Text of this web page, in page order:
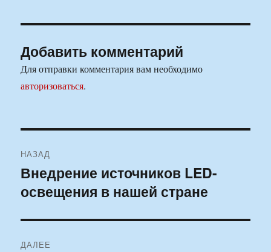
Добавить комментарий
Для отправки комментария вам необходимо
авторизоваться.
по
записям
НАЗАД
Предыдущая
запись:
Внедрение источников LED-
освещения в нашей стране
ДАЛЕЕ